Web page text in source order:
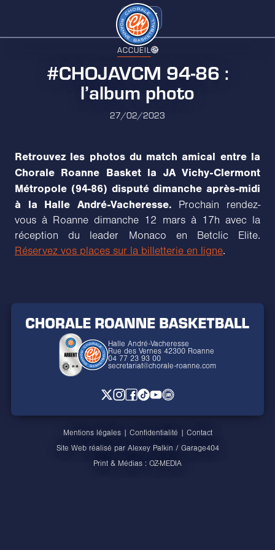
ACCUEIL
#CHOJAVCM 94-86 :
l’album photo
27/02/2023
Retrouvez les photos du match amical entre la
Chorale Roanne Basket la JA Vichy-Clermont
Métropole (94-86) disputé dimanche après-midi
à la Halle André-Vacheresse. Prochain rendez-
vous à Roanne dimanche 12 mars à 17h avec la
réception du leader Monaco en Betclic Elite.
Réservez vos places sur la billetterie en ligne.
Halle André-Vacheresse
Rue des Vernes 42300 Roanne
04 77 23 93 00
secretariat@chorale-roanne.com
Mentions légales| Confidentialité | Contact
Site Web réalisé par Alexey Palkin / Garage404
Print & Médias : OZ-MEDIA